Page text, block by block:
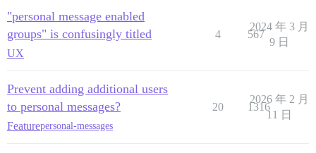
"personal message enabled
groups" is confusingly titled
UX
4 567
2024 年 3 月
9 日
Prevent adding additional users
to personal messages?
Featurepersonal-messages
20 1316
2026 年 2 月
11 日